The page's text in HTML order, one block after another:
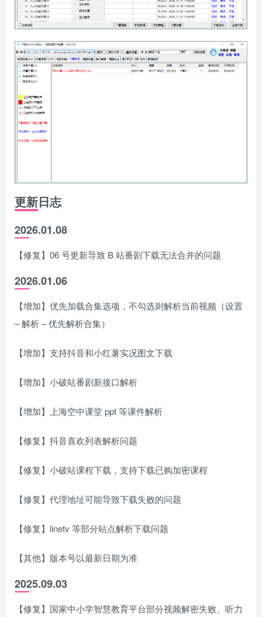
更新日志
2026.01.08
【修复】06 号更新导致 B 站番剧下载无法合并的问题
2026.01.06
【增加】优先加载合集选项，不勾选则解析当前视频（设置
– 解析 – 优先解析合集）
【增加】支持抖音和小红薯实况图文下载
【增加】小破站番剧新接口解析
【增加】上海空中课堂 ppt 等课件解析
【修复】抖音喜欢列表解析问题
【修复】小破站课程下载，支持下载已购加密课程
【修复】代理地址可能导致下载失败的问题
【修复】linetv 等部分站点解析下载问题
【其他】版本号以最新日期为准
2025.09.03
【修复】国家中小学智慧教育平台部分视频解密失败、听力